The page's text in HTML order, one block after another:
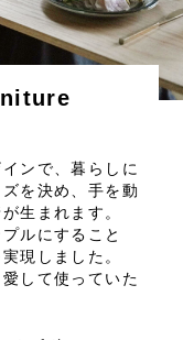
ンで、暮らしに
を決め、手を動
生まれます。
ルにすること
現しました。
して使っていた